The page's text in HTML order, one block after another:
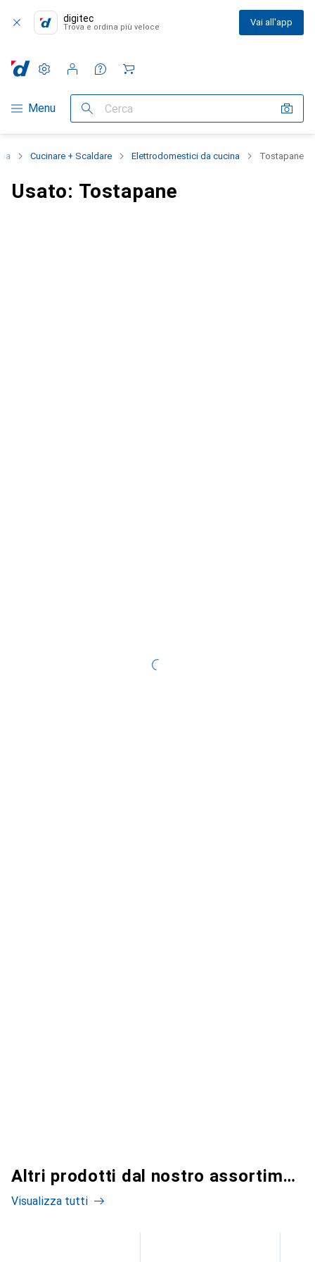
digitec
Trova e ordina più veloce Vai all'app
Categoria Navigazione
Menu Cerca
Impostazioni
Conto cliente
Liste di confronto
Liste dei desideri
Carrello
Cucinare + Scaldare Elettrodomestici da cucina Tostapane
Usato: Tostapane
Altri prodotti dal nostro assortimento
Visualizza tutti